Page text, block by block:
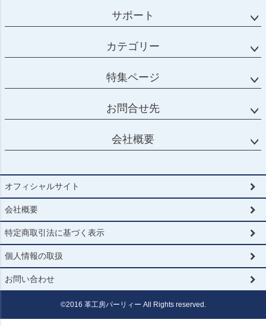
サポート
カテゴリー
特集ページ
お問合せ先
会社概要
オフィシャルサイト
会社概要
特定商取引法に基づく表示
個人情報の取扱
お問い合わせ
©2016 革工房パーリィー All Rights reserved.